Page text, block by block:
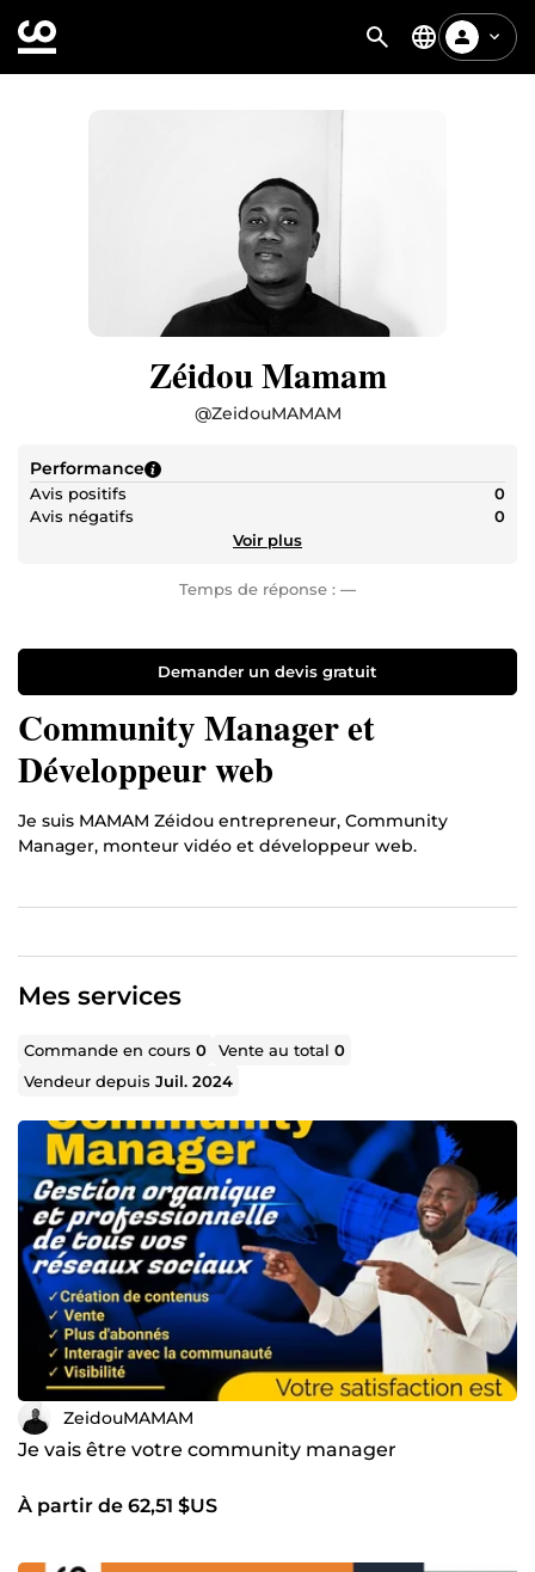
Zéidou Mamam
@ZeidouMAMAM
Performance
Avis positifs
0
Avis négatifs
0
Voir plus
Temps de réponse : —
Demander un devis gratuit
Community Manager et
Développeur web
Je suis MAMAM Zéidou entrepreneur, Community
Manager, monteur vidéo et développeur web.
Mes services
Commande en cours0 Vente au total0
Vendeur depuisJuil. 2024
ZeidouMAMAM
Je vais être votre community manager
À partir de 62,51 $US